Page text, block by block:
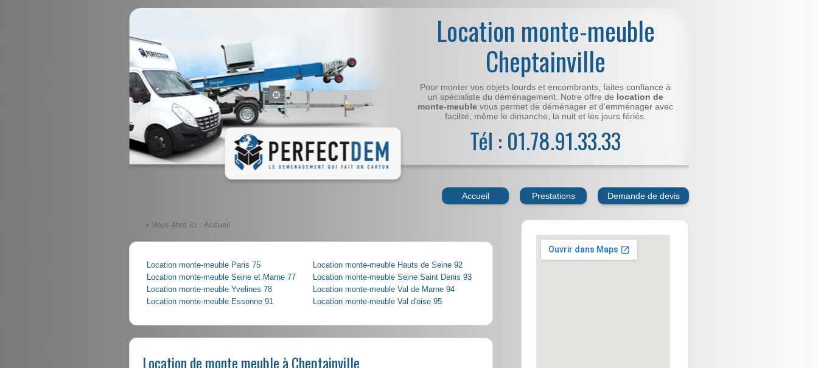
Location monte-meuble
Cheptainville
Pour monter vos objets lourds et encombrants, faites confiance à
un spécialiste du déménagement. Notre offre de location de
monte-meuble vous permet de déménager et d'emménager avec
facilité, même le dimanche, la nuit et les jours fériés.
Tél : 01.78.91.33.33
Accueil Prestations Demande de devis
• Vous êtes ici : Accueil
Location monte-meuble Paris 75
Location monte-meuble Seine et Marne 77
Location monte-meuble Yvelines 78
Location monte-meuble Essonne 91
Location monte-meuble Hauts de Seine 92
Location monte-meuble Seine Saint Denis 93
Location monte-meuble Val de Marne 94
Location monte-meuble Val d'oise 95
Location de monte meuble à Cheptainville